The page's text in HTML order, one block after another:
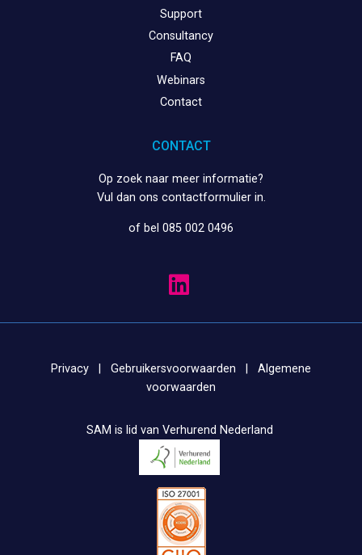
Support
Consultancy
FAQ
Webinars
Contact
CONTACT
Op zoek naar meer informatie?
Vul dan ons contactformulierin.
of bel 085 002 0496
Privacy Gebruikersvoorwaarden
Algemene
voorwaarden
SAM is lid van Verhurend Nederland